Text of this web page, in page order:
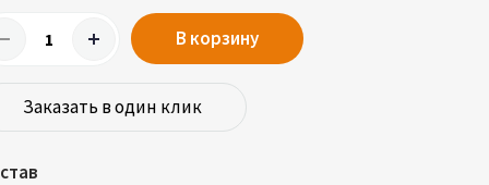
В корзину
Заказать в один клик